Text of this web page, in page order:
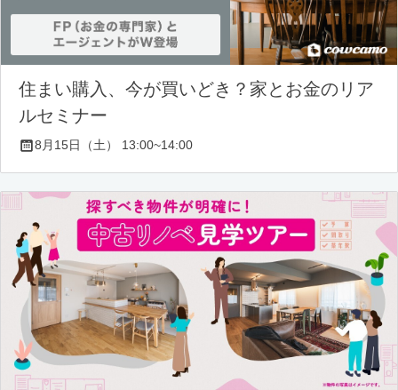
住まい購入、今が買いどき？家とお金のリア
ルセミナー
8月15日（土） 13:00~14:00